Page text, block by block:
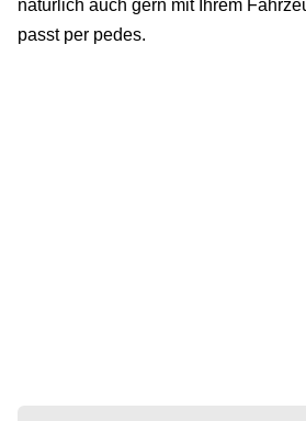
natürlich auch gern mit Ihrem
passt per pedes.